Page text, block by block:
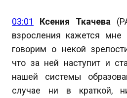
03:01 Ксения Ткачева
взросления кажется
говорим о некой
что за ней наступит и
нашей системы
случае ни в краткой,